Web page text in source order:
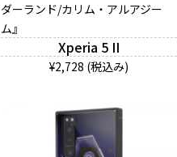
ダーランド/カリム・アルアジー
ム』
Xperia 5 II
¥2,728 (税込み)